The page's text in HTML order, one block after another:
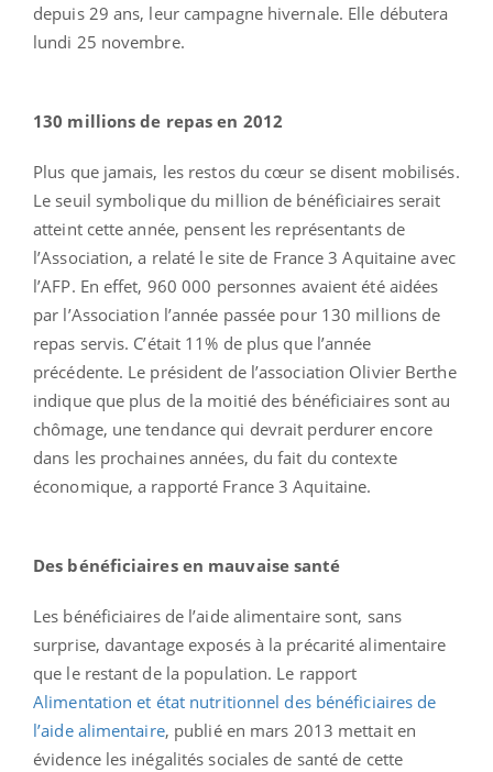
depuis 29 ans, leur campagne hivernale. Elle débutera
lundi 25 novembre.
130 millions de repas en 2012
Plus que jamais, les restos du cœur se disent mobilisés.
Le seuil symbolique du million de bénéficiaires serait
atteint cette année, pensent les représentants de
l’Association, a relaté le site de France 3 Aquitaine avec
l’AFP. En effet, 960 000 personnes avaient été aidées
par l’Association l’année passée pour 130 millions de
repas servis. C’était 11% de plus que l’année
précédente. Le président de l’association Olivier Berthe
indique que plus de la moitié des bénéficiaires sont au
chômage, une tendance qui devrait perdurer encore
dans les prochaines années, du fait du contexte
économique, a rapporté France 3 Aquitaine.
Des bénéficiaires en mauvaise santé
Les bénéficiaires de l’aide alimentaire sont, sans
surprise, davantage exposés à la précarité alimentaire
que le restant de la population. Le rapport
Alimentation et état nutritionnel des bénéficiaires de
l’aide alimentaire, publié en mars 2013 mettait en
évidence les inégalités sociales de santé de cette